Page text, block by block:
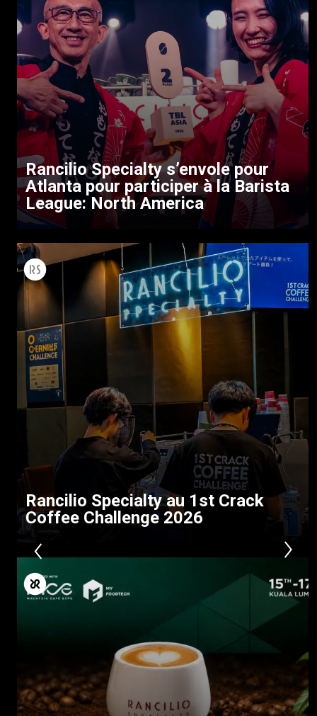
Rancilio Specialty s’envole pour
Atlanta pour participer à la Barista
League: North America
Rancilio Specialty au 1st Crack
Coffee Challenge 2026
Toutes
Produits
Nouvelles
Télécharger
Plus de